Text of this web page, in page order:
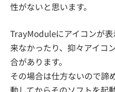
性がないと思います。
TrayModuleにアイコンが
来なかったり、抑々アイコ
合があります。
その場合は仕方ないので諦